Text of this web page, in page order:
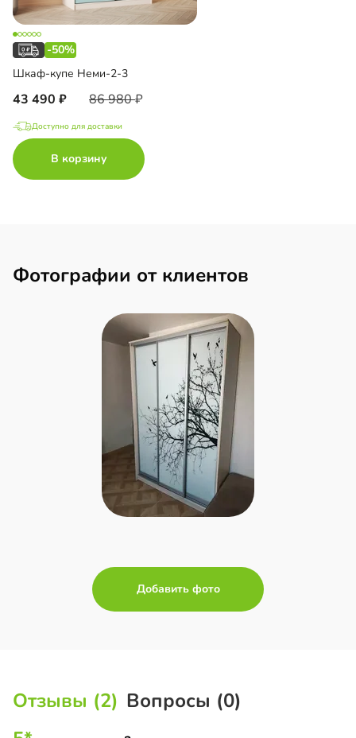
-50%
Шкаф-купе Неми-2-3
43 490 86 980
Доступно для доставки
В корзину
Фотографии от клиентов
Добавить фото
Отзывы (2) Вопросы (0)